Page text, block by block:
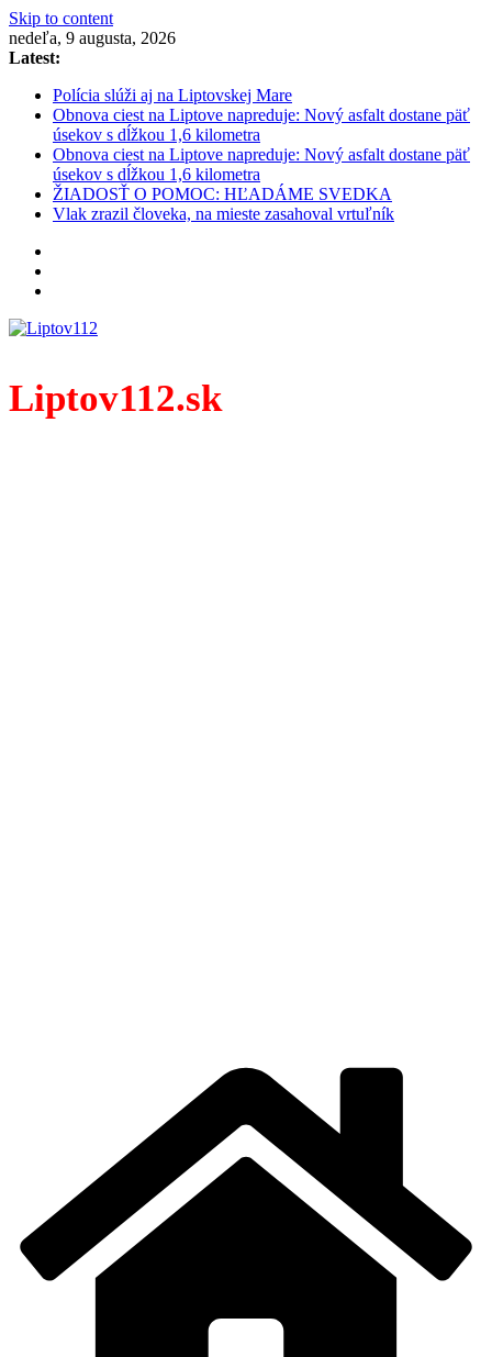
Skip to content
nedeľa, 9 augusta, 2026
Latest:
Polícia slúži aj na Liptovskej Mare
Obnova ciest na Liptove napreduje: Nový asfalt dostane päť
úsekov s dĺžkou 1,6 kilometra
Obnova ciest na Liptove napreduje: Nový asfalt dostane päť
úsekov s dĺžkou 1,6 kilometra
ŽIADOSŤ O POMOC: HĽADÁME SVEDKA
Vlak zrazil človeka, na mieste zasahoval vrtuľník
Liptov112.sk